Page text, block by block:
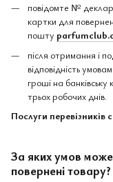
повідомте №
картки для
пошту
після отримання і
відповідність
гроші на
трьох робочих днів.
Послуги
За яких умов може
повернені товару?